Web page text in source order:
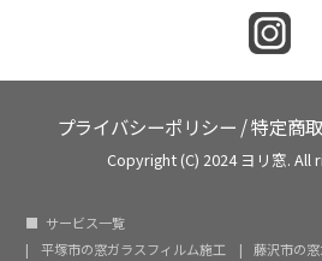
プライバシーポリシー /特定商
Copyright (C) 2024 ヨリ窓. All
サービス一覧
平塚市の窓ガラスフィルム施工
藤沢市の